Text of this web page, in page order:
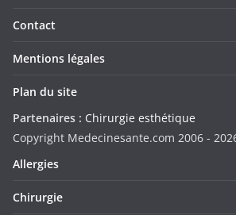
Contact
Mentions légales
Plan du site
Partenaires : Chirurgie esthétique
Copyright Medecinesante.com 2006 -
Allergies
Chirurgie